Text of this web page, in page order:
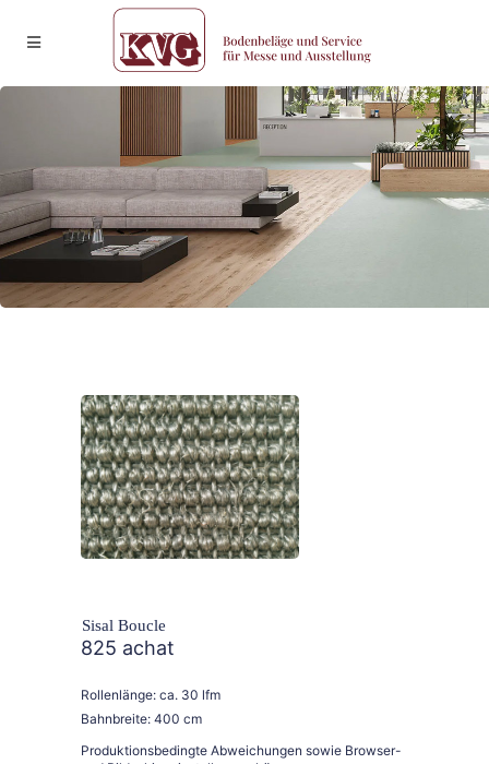
825 achat
Rollenlänge: ca. 30 lfm
Bahnbreite: 400 cm
Sisal Boucle